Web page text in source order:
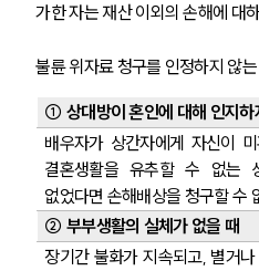
가한 자는 재산 이외의 손해에 대
불륜 위자료 청구를 인정하지 않
① 상대방이 혼인에 대해 인지하
배우자가 상간자에게 자신이
결혼생활을 유추할 수 없는
없었다면 손해배상을 청구할 수
② 부부생활의 실체가 없을 때
장기간 불화가 지속되고, 별거